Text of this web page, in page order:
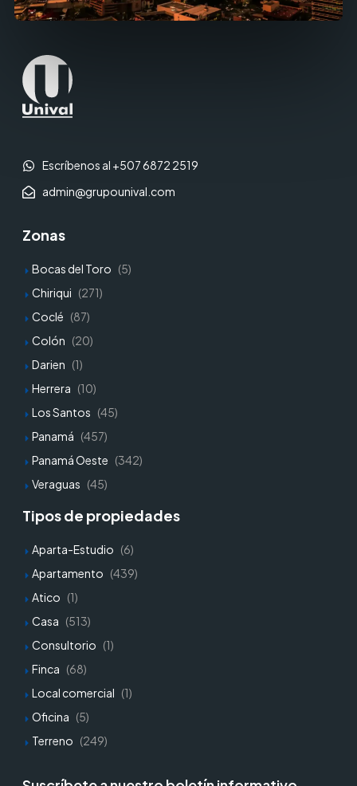
Escríbenos al +507 6872 2519
admin@grupounival.com
Zonas
Bocas del Toro (5)
Chiriqui (271)
Coclé (87)
Colón (20)
Darien (1)
Herrera (10)
Los Santos (45)
Panamá (457)
Panamá Oeste (342)
Veraguas (45)
Tipos de propiedades
Aparta-Estudio (6)
Apartamento (439)
Atico (1)
Casa (513)
Consultorio (1)
Finca (68)
Local comercial (1)
Oficina (5)
Terreno (249)